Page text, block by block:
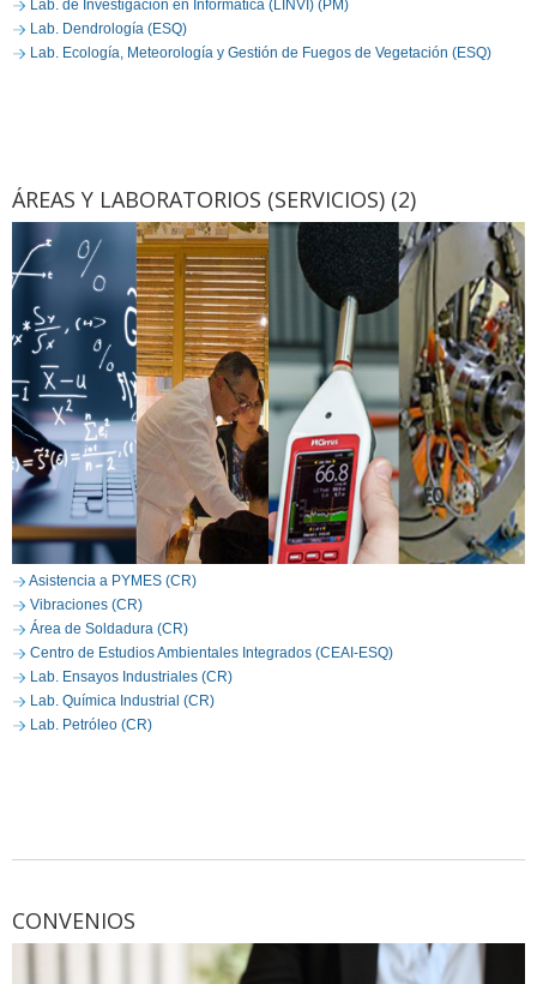
Lab. de Investigación en Informática (LINVI) (PM)
Lab. Dendrología (ESQ)
Lab. Ecología, Meteorología y Gestión de Fuegos de Vegetación (ESQ)
ÁREAS Y LABORATORIOS (SERVICIOS) (2)
Asistencia a PYMES (CR)
Vibraciones (CR)
Área de Soldadura (CR)
Centro de Estudios Ambientales Integrados (CEAI-ESQ)
Lab. Ensayos Industriales (CR)
Lab. Química Industrial (CR)
Lab. Petróleo (CR)
CONVENIOS